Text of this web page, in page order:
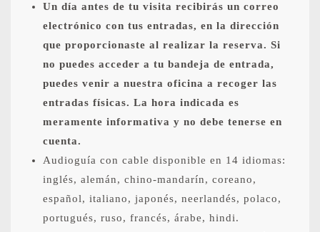
Un día antes de tu visita recibirás un correo
electrónico con tus entradas, en la dirección
que proporcionaste al realizar la reserva. Si
no puedes acceder a tu bandeja de entrada,
puedes venir a nuestra oficina a recoger las
entradas físicas. La hora indicada es
meramente informativa y no debe tenerse en
cuenta.
Audioguía con cable disponible en 14 idiomas:
inglés, alemán, chino-mandarín, coreano,
español, italiano, japonés, neerlandés, polaco,
portugués, ruso, francés, árabe, hindi.